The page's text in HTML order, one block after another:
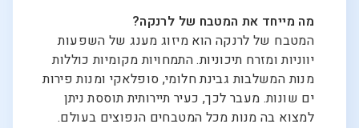
מה מייחד את המטבח של לרנקה?
המטבח של לרנקה הוא מיזוג מענג של השפעות
יווניות ומזרח תיכוניות. התמחויות מקומיות כוללות
מנות המשלבות גבינת חלומי, סופלאקי ומנות פירות
ים שונות. מעבר לכך, כעיר תיירותית תוססת ניתן
למצוא בה מנות מכל המטבחים הנפוצים בעולם.